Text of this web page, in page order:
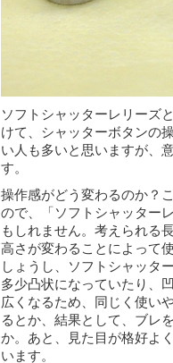
ソフトシャッターレリーズ
けて、シャッターボタンの
い人も多いと思いますが、
す。
操作感がどう変わるのか？
ので、「ソフトシャッター
もしれません。考えられる
高さが変わることによって
しょうし、ソフトシャッタ
多少凸状になっていたり、
広くなるため、同じく使い
るとか、結果として、ブレ
か。あと、見た目が格好よ
います。